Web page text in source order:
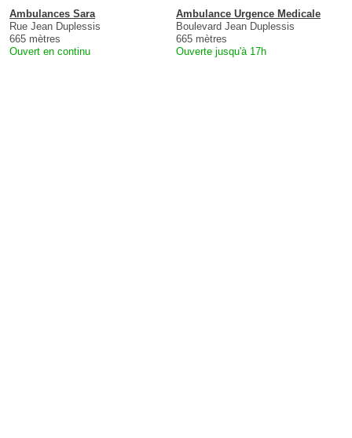
Ambulances Sara
Rue Jean Duplessis
665 mètres
Ouvert en continu
Ambulance Urgence Medicale
Boulevard Jean Duplessis
665 mètres
Ouverte jusqu'à 17h